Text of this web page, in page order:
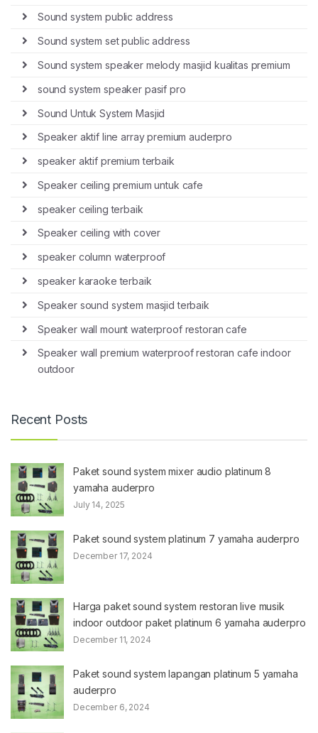
Sound system public address
Sound system set public address
Sound system speaker melody masjid kualitas premium
sound system speaker pasif pro
Sound Untuk System Masjid
Speaker aktif line array premium auderpro
speaker aktif premium terbaik
Speaker ceiling premium untuk cafe
speaker ceiling terbaik
Speaker ceiling with cover
speaker column waterproof
speaker karaoke terbaik
Speaker sound system masjid terbaik
Speaker wall mount waterproof restoran cafe
Speaker wall premium waterproof restoran cafe indoor
outdoor
Recent Posts
Paket sound system mixer audio platinum 8
yamaha auderpro
July 14, 2025
Paket sound system platinum 7 yamaha auderpro
December 17, 2024
Harga paket sound system restoran live musik
indoor outdoor paket platinum 6 yamaha auderpro
December 11, 2024
Paket sound system lapangan platinum 5 yamaha
auderpro
December 6, 2024